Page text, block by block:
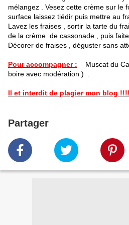
mélangez . Vesez cette crème sur le
surface laissez tiédir puis mettre au
Lavez les fraises , sortir la tarte du
de la crème de cassonade , puis
Décorer de fraises , déguster sans
Pour accompagner : Muscat du
boire avec modération ) .
Il et interdit de plagier mon blog !!!!
Partager